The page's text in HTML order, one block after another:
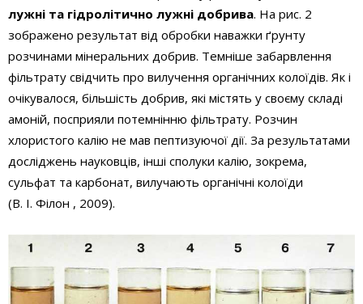
лужні та гідролітично лужні добрива. На рис. 2
зображено результат від обробки наважки ґрунту
розчинами мінеральних добрив. Темніше забарвлення
фільтрату свідчить про вилучення органічних колоїдів. Як і
очікувалося, більшість добрив, які містять у своєму складі
амоній, посприяли потемнінню фільтрату. Розчин
хлористого калію не мав пептизуючої дії. За результатами
досліджень науковців, інші сполуки калію, зокрема,
сульфат та карбонат, вилучають органічні колоїди
(В. І. Філон , 2009).